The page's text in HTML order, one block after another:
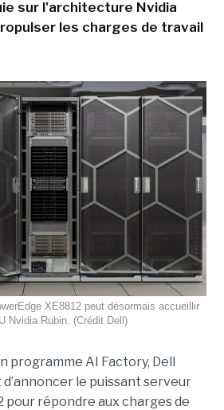
sur l'architecture Nvidia
les charges de travail
XE8812 peut désormais accueillir
Nvidia Rubin. (Crédit Dell)
programme AI Factory, Dell
le puissant serveur
pour répondre aux charges de